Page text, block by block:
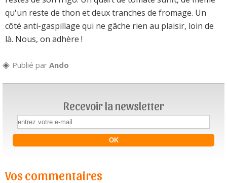
qu'un reste de thon et deux tranches de fromage. Un
côté anti-gaspillage qui ne gâche rien au plaisir, loin de
là. Nous, on adhère !
Publié par Ando
Recevoir la newsletter
Vos commentaires